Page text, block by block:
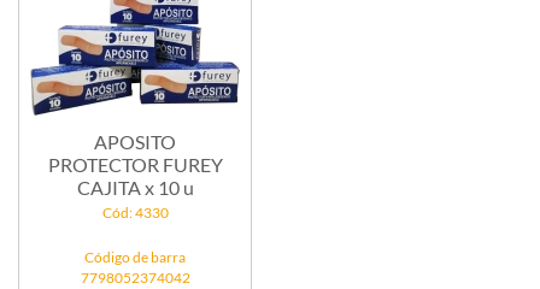
APOSITO
PROTECTOR FUREY
CAJITA x 10 u
Cód: 4330
Código de barra
7798052374042